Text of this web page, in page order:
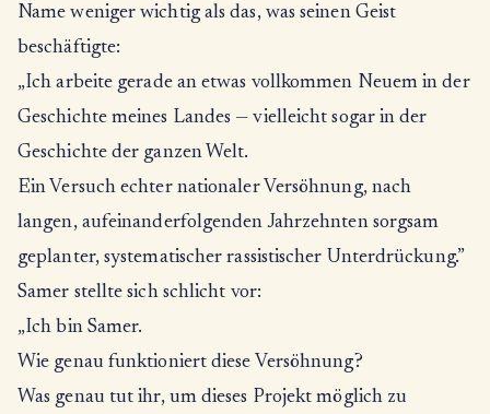
Name weniger wichtig als das, was seinen Geist
beschäftigte:
„Ich arbeite gerade an etwas vollkommen Neuem in der
Geschichte meines Landes — vielleicht sogar in der
Geschichte der ganzen Welt.
Ein Versuch echter nationaler Versöhnung, nach
langen, aufeinanderfolgenden Jahrzehnten sorgsam
geplanter, systematischer rassistischer Unterdrückung.”
Samer stellte sich schlicht vor:
„Ich bin Samer.
Wie genau funktioniert diese Versöhnung?
Was genau tut ihr, um dieses Projekt möglich zu